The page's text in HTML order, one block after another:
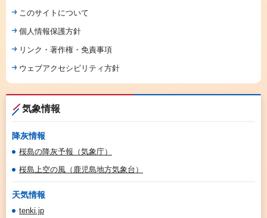
このサイトについて
個人情報保護方針
リンク・著作権・免責事項
ウェブアクセシビリティ方針
気象情報
降灰情報
桜島の降灰予報（気象庁）
桜島上空の風（鹿児島地方気象台）
天気情報
tenki.jp